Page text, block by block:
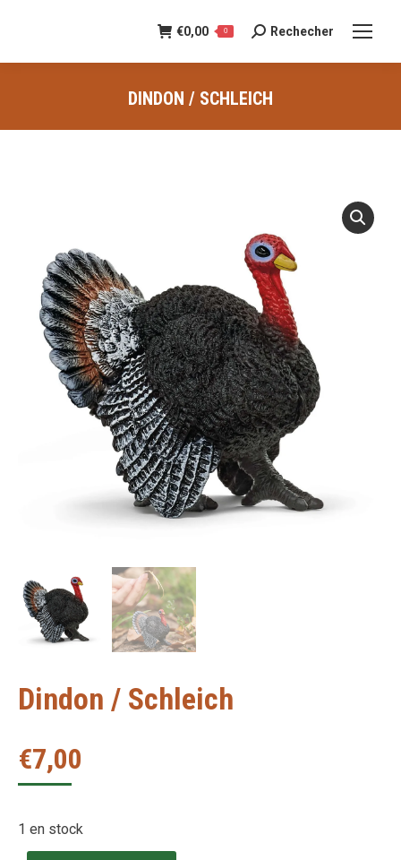
€0,00 0
Recherche
:
Rechecher
DINDON / SCHLEICH
Dindon / Schleich
€7,00
1 en stock